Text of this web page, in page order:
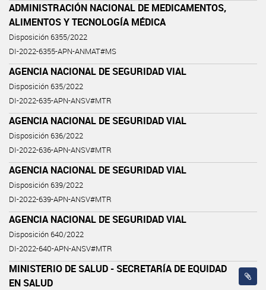
ADMINISTRACIÓN NACIONAL DE MEDICAMENTOS,
ALIMENTOS Y TECNOLOGÍA MÉDICA
Disposición 6355/2022
DI-2022-6355-APN-ANMAT#MS
AGENCIA NACIONAL DE SEGURIDAD VIAL
Disposición 635/2022
DI-2022-635-APN-ANSV#MTR
AGENCIA NACIONAL DE SEGURIDAD VIAL
Disposición 636/2022
DI-2022-636-APN-ANSV#MTR
AGENCIA NACIONAL DE SEGURIDAD VIAL
Disposición 639/2022
DI-2022-639-APN-ANSV#MTR
AGENCIA NACIONAL DE SEGURIDAD VIAL
Disposición 640/2022
DI-2022-640-APN-ANSV#MTR
MINISTERIO DE SALUD - SECRETARÍA DE EQUIDAD
EN SALUD